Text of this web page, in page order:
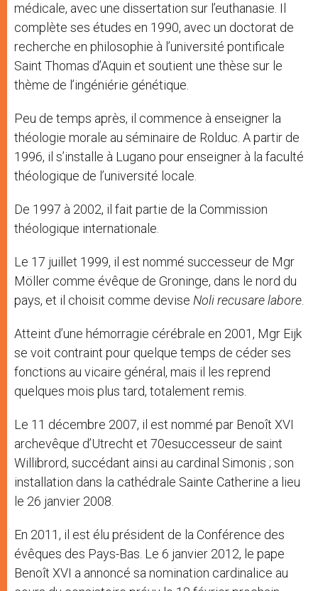
médicale, avec une dissertation sur l’euthanasie. Il
complète ses études en 1990, avec un doctorat de
recherche en philosophie à l’université pontificale
Saint Thomas d’Aquin et soutient une thèse sur le
thème de l’ingéniérie génétique.
Peu de temps après, il commence à enseigner la
théologie morale au séminaire de Rolduc. A partir de
1996, il s’installe à Lugano pour enseigner à la faculté
théologique de l’université locale.
De 1997 à 2002, il fait partie de la Commission
théologique internationale.
Le 17 juillet 1999, il est nommé successeur de Mgr
Möller comme évêque de Groninge, dans le nord du
pays, et il choisit comme devise Noli recusare labore
Atteint d’une hémorragie cérébrale en 2001, Mgr Eijk
se voit contraint pour quelque temps de céder ses
fonctions au vicaire général, mais il les reprend
quelques mois plus tard, totalement remis.
Le 11 décembre 2007, il est nommé par Benoît XVI
archevêque d’Utrecht et 70esuccesseur de saint
Willibrord, succédant ainsi au cardinal Simonis ; son
installation dans la cathédrale Sainte Catherine a lieu
le 26 janvier 2008.
En 2011, il est élu président de la Conférence des
évêques des Pays-Bas. Le 6 janvier 2012, le pape
Benoît XVI a annoncé sa nomination cardinalice au